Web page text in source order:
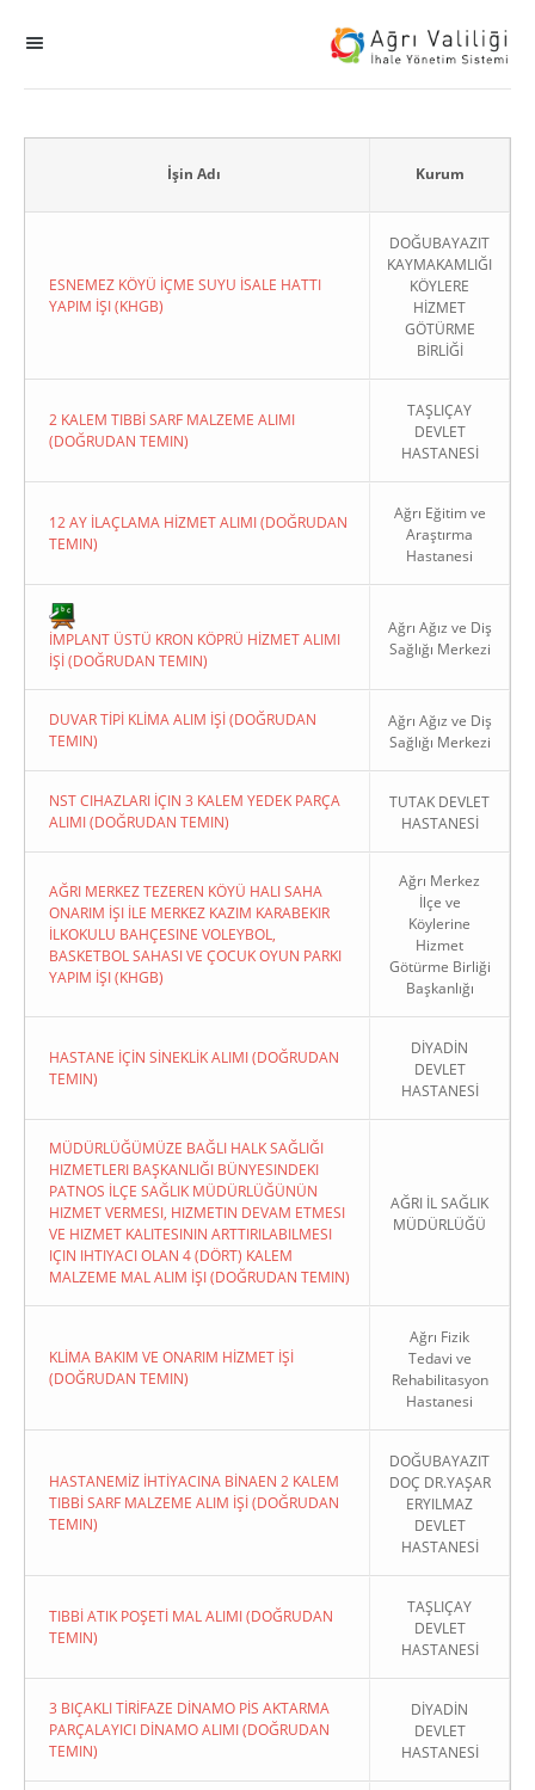
Sodes
Okul
Kapat
Copyright 2022. Ağrı Valiliği
İşin Adı Kurum
ESNEMEZ KÖYÜ İÇME SUYU İSALE HATTI
YAPIM İŞI (KHGB)
DOĞUBAYAZIT
KAYMAKAMLIĞI
KÖYLERE
HİZMET
GÖTÜRME
BİRLİĞİ
2 KALEM TIBBİ SARF MALZEME ALIMI
(DOĞRUDAN TEMIN)
TAŞLIÇAY
DEVLET
HASTANESİ
12 AY İLAÇLAMA HİZMET ALIMI (DOĞRUDAN
TEMIN)
Ağrı Eğitim ve
Araştırma
Hastanesi
İMPLANT ÜSTÜ KRON KÖPRÜ HİZMET ALIMI
İŞİ (DOĞRUDAN TEMIN)
Ağrı Ağız ve Diş
Sağlığı Merkezi
DUVAR TİPİ KLİMA ALIM İŞİ (DOĞRUDAN
TEMIN)
Ağrı Ağız ve Diş
Sağlığı Merkezi
NST CIHAZLARI İÇIN 3 KALEM YEDEK PARÇA
ALIMI (DOĞRUDAN TEMIN)
TUTAK DEVLET
HASTANESİ
AĞRI MERKEZ TEZEREN KÖYÜ HALI SAHA
ONARIM İŞI İLE MERKEZ KAZIM KARABEKIR
İLKOKULU BAHÇESINE VOLEYBOL,
BASKETBOL SAHASI VE ÇOCUK OYUN PARKI
YAPIM İŞI (KHGB)
Ağrı Merkez
İlçe ve
Köylerine
Hizmet
Götürme Birliği
Başkanlığı
HASTANE İÇİN SİNEKLİK ALIMI (DOĞRUDAN
TEMIN)
DİYADİN
DEVLET
HASTANESİ
MÜDÜRLÜĞÜMÜZE BAĞLI HALK SAĞLIĞI
HIZMETLERI BAŞKANLIĞI BÜNYESINDEKI
PATNOS İLÇE SAĞLIK MÜDÜRLÜĞÜNÜN
HIZMET VERMESI, HIZMETIN DEVAM ETMESI
VE HIZMET KALITESININ ARTTIRILABILMESI
IÇIN IHTIYACI OLAN 4 (DÖRT) KALEM
MALZEME MAL ALIM İŞI (DOĞRUDAN TEMIN)
AĞRI İL SAĞLIK
MÜDÜRLÜĞÜ
KLİMA BAKIM VE ONARIM HİZMET İŞİ
(DOĞRUDAN TEMIN)
Ağrı Fizik
Tedavi ve
Rehabilitasyon
Hastanesi
HASTANEMİZ İHTİYACINA BİNAEN 2 KALEM
TIBBİ SARF MALZEME ALIM İŞİ (DOĞRUDAN
TEMIN)
DOĞUBAYAZIT
DOÇ DR.YAŞAR
ERYILMAZ
DEVLET
HASTANESİ
TIBBİ ATIK POŞETİ MAL ALIMI (DOĞRUDAN
TEMIN)
TAŞLIÇAY
DEVLET
HASTANESİ
3 BIÇAKLI TİRİFAZE DİNAMO PİS AKTARMA
PARÇALAYICI DİNAMO ALIMI (DOĞRUDAN
TEMIN)
DİYADİN
DEVLET
HASTANESİ